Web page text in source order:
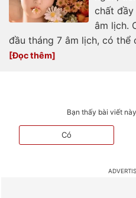
chất
âm lịch.
đầu tháng 7 âm lịch, có thể
Bạn thấy bài viết
Có